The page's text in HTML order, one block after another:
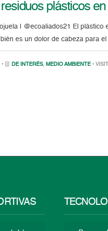
plásticos
| @ecoaliados21 El
es un dolor de cabeza para
DE INTERÉS, MEDIO AMBIENTE •